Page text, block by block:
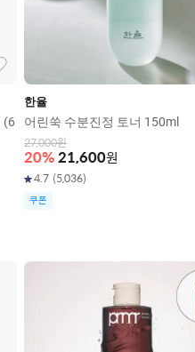
(6
한율
어린쑥 수분진정 토너 150ml
27,000원
20% 21,600원
4.7 (5,036)
쿠폰